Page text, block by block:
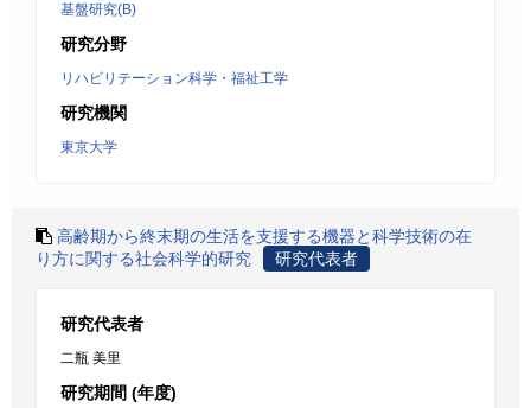
基盤研究(B)
研究分野
リハビリテーション科学・福祉工学
研究機関
東京大学
高齢期から終末期の生活を支援する機器と科学技術の在
り方に関する社会科学的研究
研究代表者
研究代表者
二瓶 美里
研究期間 (年度)